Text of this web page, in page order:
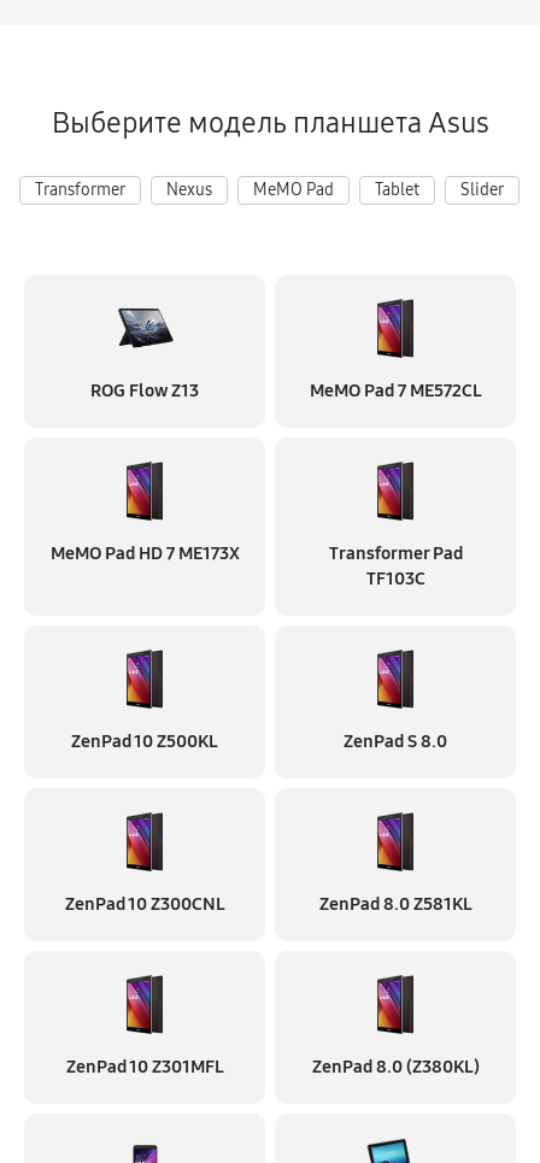
Выберите модель планшета Asus
Transformer Nexus MeMO Pad Tablet Slider
ROG Flow Z13 MeMO Pad 7 ME572CL
MeMO Pad HD 7 ME173X
Transformer Pad
TF103C
ZenPad 10 Z500KL ZenPad S 8.0
ZenPad 10 Z300CNL ZenPad 8.0 Z581KL
ZenPad 10 Z301MFL ZenPad 8.0 (Z380KL)